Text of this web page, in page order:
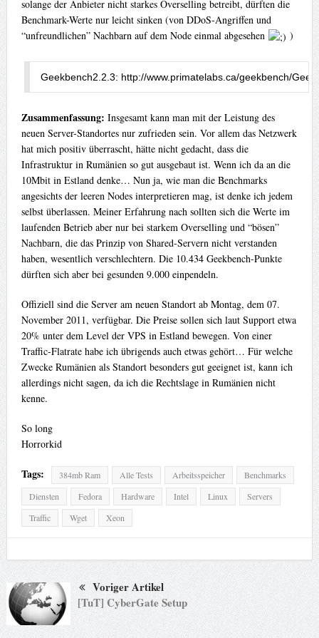
solange der Anbieter nicht starkes Overselling betreibt, dürften die
Benchmark-Werte nur leicht sinken (von DDoS-Angriffen und
“unfreundlichen” Nachbarn auf dem Node einmal abgesehen
)
Geekbench2.2.3: http://www.primatelabs.ca/geekbench/
Zusammenfassung: Insgesamt kann man mit der Leistung des
neuen Server-Standortes nur zufrieden sein. Vor allem das Netzwerk
hat mich positiv überrascht, hätte nicht gedacht, dass die
Infrastruktur in Rumänien so gut ausgebaut ist. Wenn ich da an die
10Mbit in Estland denke… Nun ja, wie man die Benchmarks
angesichts der leeren Nodes interpretieren mag, ist denke ich jedem
selbst überlassen. Meiner Erfahrung nach sollten sich die Werte im
laufenden Betrieb aber nur bei starkem Overselling und “bösen”
Nachbarn, die das Prinzip von Shared-Servern nicht verstanden
haben, wesentlich verschlechtern. Die 10.434 Geekbench-Punkte
dürften sich aber bei gesunden 9.000 einpendeln.
Offiziell sind die Server am neuen Standort ab Montag, dem 07.
November 2011, verfügbar. Die Preise sollen sich laut Support etwa
20% unter dem Level der VPS in Estland bewegen. Von einer
Traffic-Flatrate habe ich übrigends auch etwas gehört… Für welche
Zwecke Rumänien als Standort besonders gut geeignet ist, kann ich
allerdings nicht sagen, da ich die Rechtslage in Rumänien nicht
kenne.
So long
Horrorkid
Tags: 384mb Ram Alle Tests Arbeitsspeicher
Benchmarks
Diensten
Fedora Hardware Intel Linux
Servers
Traffic
Wget Xeon
Voriger Artikel
[TuT] CyberGate Setup